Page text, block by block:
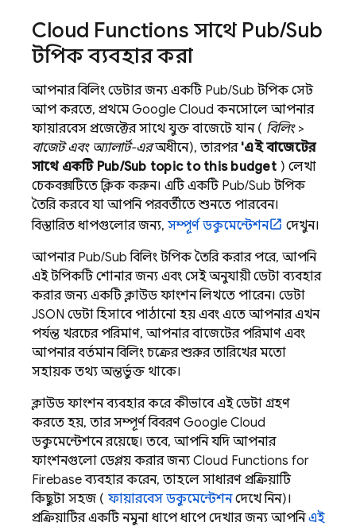
Cloud Functions সাথে Pub/Sub
টপিক ব্যবহার করা
আপনার বিলিং ডেটার জন্য একটি Pub/Sub টপিক সেট
আপ করতে, প্রথমে Google Cloud কনসোলে আপনার
ফায়ারবেস প্রজেক্টের সাথে যুক্ত বাজেটে যান ( বিলিং>
বাজেট এবং অ্যালার্ট-এরঅধীনে), তারপর 'এই বাজেটের
সাথে একটি Pub/Sub topic to this budget) লেখা
চেকবক্সটিতে ক্লিক করুন। এটি একটি Pub/Sub টপিক
তৈরি করবে যা আপনি পরবর্তীতে শুনতে পারবেন।
বিস্তারিত ধাপগুলোর জন্য, সম্পূর্ণ ডকুমেন্টেশন
দেখুন।
আপনার Pub/Sub বিলিং টপিক তৈরি করার পরে, আপনি
এই টপিকটি শোনার জন্য এবং সেই অনুযায়ী ডেটা ব্যবহার
করার জন্য একটি ক্লাউড ফাংশন লিখতে পারেন। ডেটা
JSON ডেটা হিসাবে পাঠানো হয় এবং এতে আপনার এখন
পর্যন্ত খরচের পরিমাণ, আপনার বাজেটের পরিমাণ এবং
আপনার বর্তমান বিলিং চক্রের শুরুর তারিখের মতো
সহায়ক তথ্য অন্তর্ভুক্ত থাকে।
ক্লাউড ফাংশন ব্যবহার করে কীভাবে এই ডেটা গ্রহণ
করতে হয়, তার সম্পূর্ণ বিবরণ Google Cloud
ডকুমেন্টেশনে রয়েছে। তবে, আপনি যদি আপনার
ফাংশনগুলো ডেপ্লয় করার জন্য Cloud Functions for
Firebaseব্যবহার করেন, তাহলে সাধারণ প্রক্রিয়াটি
কিছুটা সহজ ( ফায়ারবেস ডকুমেন্টেশনদেখে নিন)।
প্রক্রিয়াটির একটি নমুনা ধাপে ধাপে দেখার জন্য আপনিএই